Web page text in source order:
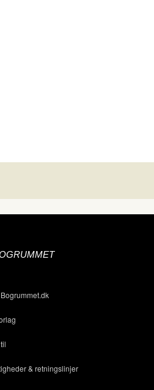
& retningslinjer